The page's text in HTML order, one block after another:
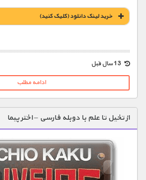
خريد لينک دانلود (کليک کنيد)
1900 تومان – خريد لينک دانلود (افزودن به سبد خريد)
ادامه مطلب
از تخیل تا علم با دوبله فارسی – اختر پیما